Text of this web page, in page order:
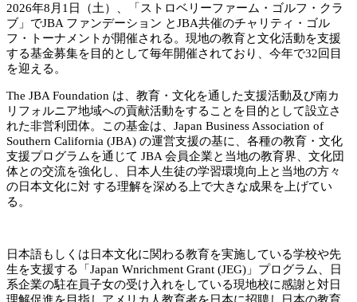
2026年8月1日（土）、「ストロベリーファーム・ゴルフ・クラ
ブ」でJBA ファンデーション とJBA共催のチャリティ・ゴル
フ・トーナメントが開催される。現地の教育と文化活動を支援
する基金募集を目的として毎年開催されており、今年で32回目
を迎える。
The JBA Foundation は、教育・文化を通した支援活動及び南カ
リフォルニア地域への貢献活動をすることを目的として設立さ
れた非営利団体。この基金は、Japan Business Association of
Southern California (JBA) の運営支援の基に、各種の教育・文化
支援プログラムを通じて JBA 会員企業と当地の教育界、文化団
体との交流を強化し、日本人生徒の学習環境向上と当地の方々
の日本文化に対 する理解を深める上で大きな成果を上げてい
る。
日本語もしくは日本文化に関わる教育を実施している学校や先
生を支援する「Japan Wnrichment Grant (JEG)」プログラム、日
系企業の駐在員子女の受け入れをしている現地校に感謝と対日
理解促進を目指しアメリカ人教育者を日本に招聘し日本の教育